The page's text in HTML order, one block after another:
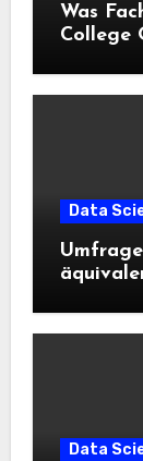
Was
College
Data
Data